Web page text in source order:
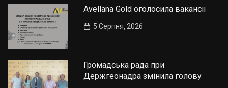
Avellana Gold оголосила вакансії
5 Серпня, 2026
Громадська рада при
Держгеонадра змінила голову